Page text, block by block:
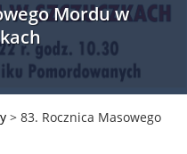
Mordu w
> 83. Rocznica Masowego